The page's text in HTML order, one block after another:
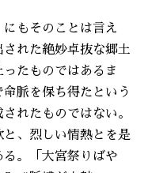
にもそのことは言え
れた絶妙卓抜な郷土
たものではあるま
脈を保ち得たという
れたものではない。
、烈しい情熱とを是
。「大宮祭りばや